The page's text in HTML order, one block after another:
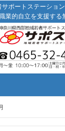
ポートステーショ
業的自立を支援する